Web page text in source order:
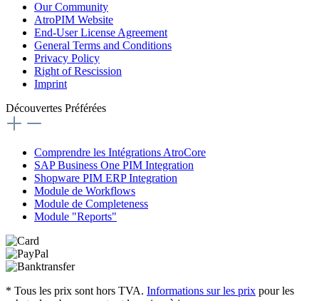
Our Community
AtroPIM Website
End-User License Agreement
General Terms and Conditions
Privacy Policy
Right of Rescission
Imprint
Découvertes Préférées
Comprendre les Intégrations AtroCore
SAP Business One PIM Integration
Shopware PIM ERP Integration
Module de Workflows
Module de Completeness
Module "Reports"
* Tous les prix sont hors TVA. Informations sur les prix pour les